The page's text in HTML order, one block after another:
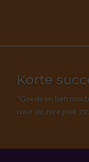
Korte
"Goede en
waar de zere plek